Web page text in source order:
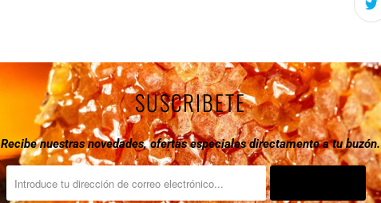
SUSCRIBETE
Recibe nuestras novedades, ofertas especiales directamente a tu buzón.